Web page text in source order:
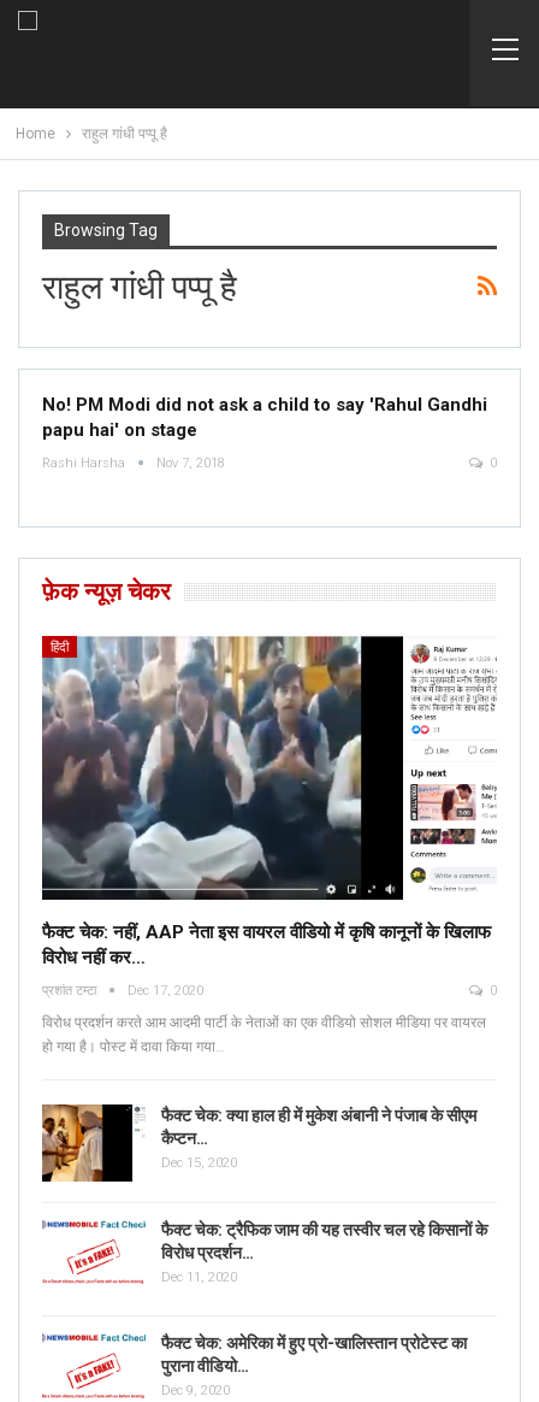
Home राहुल गांधी पप्पू है
Browsing Tag
राहुल गांधी पप्पू है
No! PM Modi did not ask a child to say 'Rahul Gandhi
papu hai' on stage
Rashi Harsha Nov 7, 2018 0
फ़ेक न्यूज़ चेकर
हिंदी
फैक्ट चेक: नहीं, AAP नेता इस वायरल वीडियो में कृषि कानूनों के खिलाफ
विरोध नहीं कर…
प्रशांत टम्टा Dec 17, 2020 0
विरोध प्रदर्शन करते आम आदमी पार्टी के नेताओं का एक वीडियो सोशल मीडिया पर वायरल
हो गया है। पोस्ट में दावा किया गया…
फैक्ट चेक: क्या हाल ही में मुकेश अंबानी ने पंजाब के सीएम
कैप्टन…
Dec 15, 2020
फैक्ट चेक: ट्रैफिक जाम की यह तस्वीर चल रहे किसानों के
विरोध प्रदर्शन…
Dec 11, 2020
फैक्ट चेक: अमेरिका में हुए प्रो-खालिस्तान प्रोटेस्ट का
पुराना वीडियो…
Dec 9, 2020